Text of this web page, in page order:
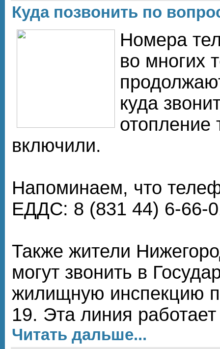
Куда позвонить по
Номера
во многих
куда
отопление
включили.
Напоминаем, что
ЕДДС: 8 (831 44) 6-66-
Также жители
могут звонить в
жилищную инспекцию
19. Эта линия работает
Читать дальше...